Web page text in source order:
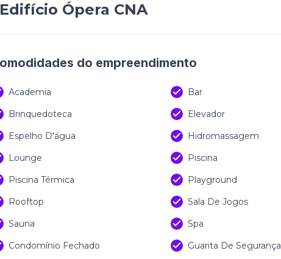
Edifício Ópera CNA
do empreendimento
Academia Bar
Brinquedoteca
Elevador
Espelho D'água
Hidromassagem
Lounge
Piscina
Piscina Térmica
Playground
Rooftop
Sala De Jogos
Sauna
Spa
Condomínio Fechado
Guarita De Segurança